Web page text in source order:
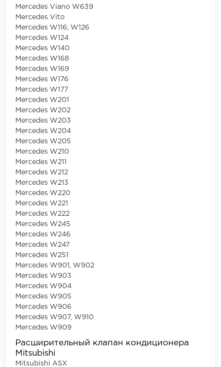
Mercedes Viano W639
Mercedes Vito
Mercedes W116, W126
Mercedes W124
Mercedes W140
Mercedes W168
Mercedes W169
Mercedes W176
Mercedes W177
Mercedes W201
Mercedes W202
Mercedes W203
Mercedes W204
Mercedes W205
Mercedes W210
Mercedes W211
Mercedes W212
Mercedes W213
Mercedes W220
Mercedes W221
Mercedes W222
Mercedes W245
Mercedes W246
Mercedes W247
Mercedes W251
Mercedes W901, W902
Mercedes W903
Mercedes W904
Mercedes W905
Mercedes W906
Mercedes W907, W910
Mercedes W909
Расширительный клапан кондиционера
Mitsubishi
Mitsubishi ASX